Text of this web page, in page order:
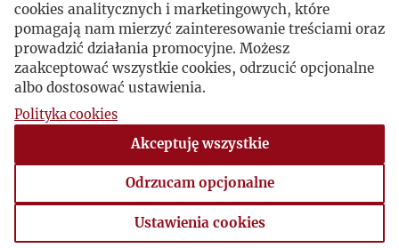
Wojna? - Nie, dialog
„Zeszyty Historyczne” 1979, nr 48
„Orientacja rosyjska” a niepodległość
„Zeszyty Historyczne” 1980, nr 54
Akcja interwencyjna ambasady R.P. w ZSSR
„Zeszyty Historyczne” 1982, nr 59
Polityczne konsekwencje błędu semantycznego
„Zeszyty Historyczne” 1985, nr 72
cookies analitycznych i marketingowych, które
pomagają nam mierzyć zainteresowanie treściami oraz
prowadzić działania promocyjne. Możesz
zaakceptować wszystkie cookies, odrzucić opcjonalne
albo dostosować ustawienia.
Polityka cookies
Akceptuję wszystkie
Odrzucam opcjonalne
Ustawienia cookies
Ustawienia cookies